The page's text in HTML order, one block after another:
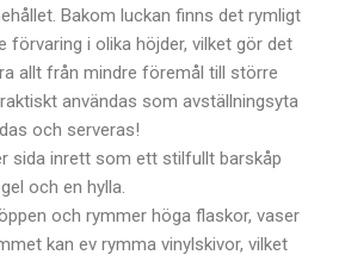
Bakom luckan finns det rymligt
förvaring i olika höjder, vilket gör det
allt från mindre föremål till större
användas som avställningsyta
och serveras!
sida inrett som ett stilfullt barskåp
och en hylla.
och rymmer höga flaskor, vaser
kan ev rymma vinylskivor, vilket